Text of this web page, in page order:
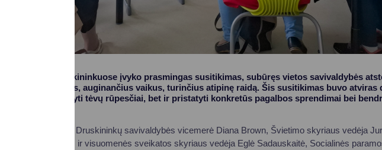
Gegužės 6 d. Druskininkuose įvyko prasmingas susitikimas, subūręs vietos savivaldybės
specialistus ir tėvus, auginančius vaikus, turinčius atipinę raidą. Šis susitikimas buvo atviras
buvo ne tik išklausyti tėvų rūpesčiai, bet ir pristatyti konkretūs pagalbos sprendimai bei
Susitikime dalyvavo Druskininkų savivaldybės vicemerė Diana Brown, Švietimo skyriaus vedėja
Naruckienė,Asmens ir visuomenės sveikatos skyriaus vedėja Eglė Sadauskaitė, Socialinės